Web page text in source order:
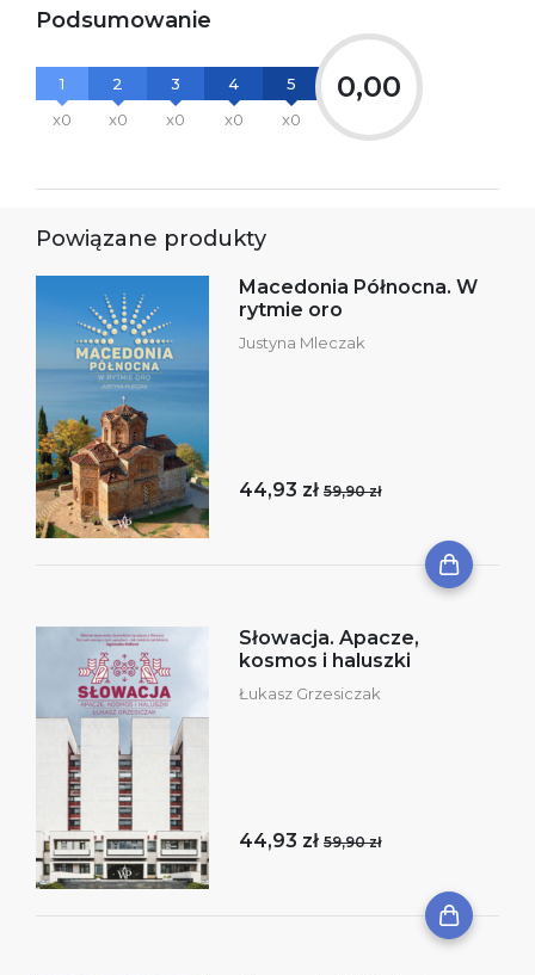
Podsumowanie
1
x0
2
x0
3
x0
4
x0
5
x0
0,00
Powiązane produkty
Macedonia Północna. W
rytmie oro
Justyna Mleczak
44,93 zł 59,90 zł
Słowacja. Apacze,
kosmos i haluszki
Łukasz Grzesiczak
44,93 zł 59,90 zł